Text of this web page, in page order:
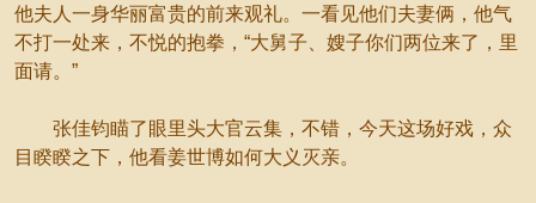
他夫人一身华丽富贵的前来观礼。一看见他们夫妻俩，他气
不打一处来，不悦的抱拳，“大舅子、嫂子你们两位来了，里
面请。”
张佳钧瞄了眼里头大官云集，不错，今天这场好戏，众
目睽睽之下，他看姜世博如何大义灭亲。